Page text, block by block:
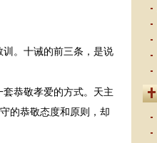
。十诫的前三条，是说
恭敬孝爱的方式。天主
的恭敬态度和原则，却